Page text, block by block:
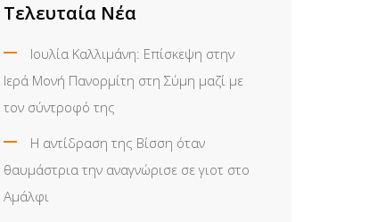
Τελευταία Νέα
Ιουλία Καλλιμάνη: Επίσκεψη στην
Ιερά Μονή Πανορμίτη στη Σύμη μαζί με
τον σύντροφό της
Η αντίδραση της Βίσση όταν
θαυμάστρια την αναγνώρισε σε γιοτ στο
Αμάλφι